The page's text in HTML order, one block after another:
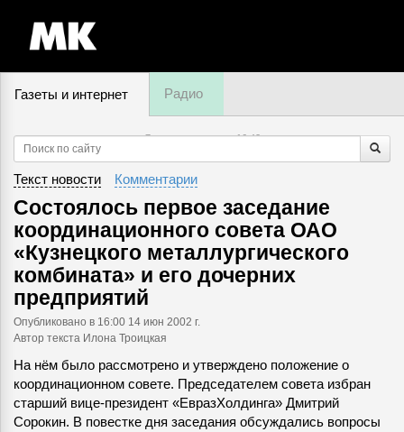
Газеты и интернет Радио
7 августа, пятница,16:42
Текст новости Комментарии
Состоялось первое заседание
координационного совета ОАО
«Кузнецкого металлургического
комбината» и его дочерних
предприятий
Опубликовано в 16:00 14 июн 2002 г.
Автор текста Илона Троицкая
На нём было рассмотрено и утверждено положение о
координационном совете. Председателем совета избран
старший вице-президент «ЕвразХолдинга» Дмитрий
Сорокин. В повестке дня заседания обсуждались вопросы